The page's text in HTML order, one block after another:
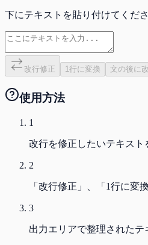
下にテキストを貼り付けてくだ
改行修正 1行に変換 文の後に
使用方法
1
改行を修正したいテキスト
2
「改行修正」、「1行に変
3
出力エリアで整理されたテ